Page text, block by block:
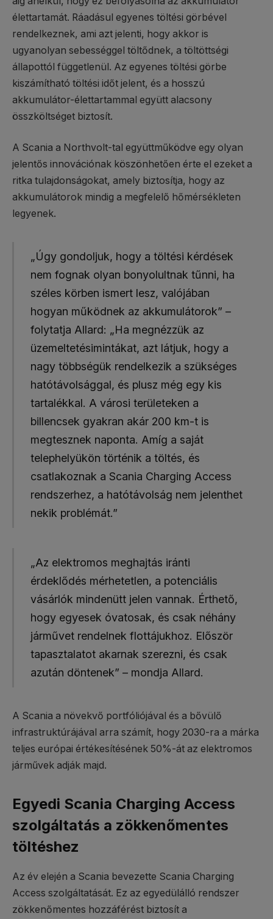
élettartamát. Ráadásul egyenes töltési görbével
rendelkeznek, ami azt jelenti, hogy akkor is
ugyanolyan sebességgel töltődnek, a töltöttségi
állapottól függetlenül. Az egyenes töltési görbe
kiszámítható töltési időt jelent, és a hosszú
akkumulátor-élettartammal együtt alacsony
összköltséget biztosít.
A Scania a Northvolt-tal együttműködve egy olyan
jelentős innovációnak köszönhetően érte el ezeket a
ritka tulajdonságokat, amely biztosítja, hogy az
akkumulátorok mindig a megfelelő hőmérsékleten
legyenek.
„Úgy gondoljuk, hogy a töltési kérdések
nem fognak olyan bonyolultnak tűnni, ha
széles körben ismert lesz, valójában
hogyan működnek az akkumulátorok” –
folytatja Allard: „Ha megnézzük az
üzemeltetésimintákat, azt látjuk, hogy a
nagy többségük rendelkezik a szükséges
hatótávolsággal, és plusz még egy kis
tartalékkal. A városi területeken a
billencsek gyakran akár 200 km-t is
megtesznek naponta. Amíg a saját
telephelyükön történik a töltés, és
csatlakoznak a Scania Charging Access
rendszerhez, a hatótávolság nem jelenthet
nekik problémát.”
„Az elektromos meghajtás iránti
érdeklődés mérhetetlen, a potenciális
vásárlók mindenütt jelen vannak. Érthető,
hogy egyesek óvatosak, és csak néhány
járművet rendelnek flottájukhoz. Először
tapasztalatot akarnak szerezni, és csak
azután döntenek” – mondja Allard.
A Scania a növekvő portfóliójával és a bővülő
infrastruktúrájával arra számít, hogy 2030-ra a márka
teljes európai értékesítésének 50%-át az elektromos
járművek adják majd.
Egyedi Scania Charging Access
szolgáltatás a zökkenőmentes
töltéshez
Az év elején a Scania bevezette Scania Charging
Access szolgáltatását. Ez az egyedülálló rendszer
zökkenőmentes hozzáférést biztosít a